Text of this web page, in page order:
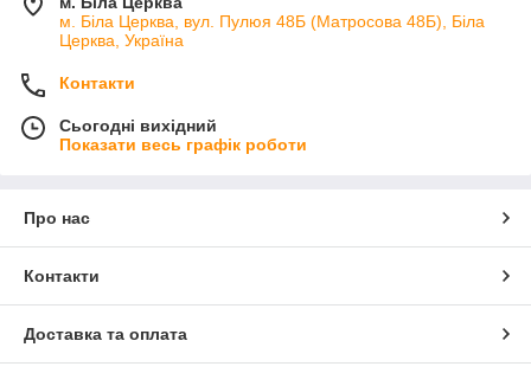
м. Біла Церква, вул. Пулюя 48Б (Матросова 48Б), Біла
Церква, Україна
Контакти
Сьогодні вихідний
Показати весь графік роботи
Про нас
Контакти
Доставка та оплата